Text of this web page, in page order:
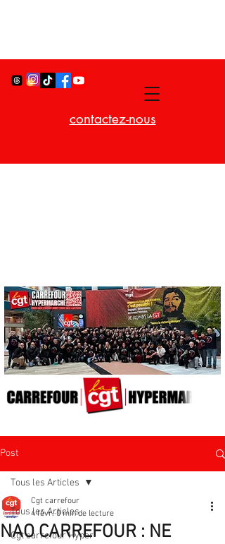
contactez-nous
Post
Tous les Articles
Cgt carrefour Hyper
Tous les Articles
NAO CARREFOUR : NE
Cgt carrefour
4 févr. 0 min de lecture